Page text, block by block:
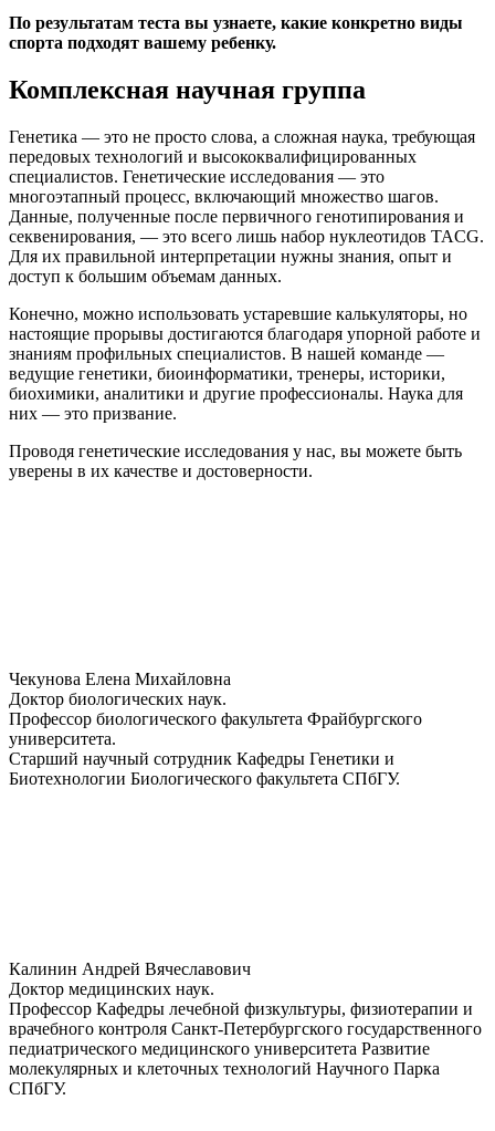
По результатам теста вы узнаете, какие конкретно виды
спорта подходят вашему ребенку.
Комплексная научная группа
Генетика — это не просто слова, а сложная наука, требующая
передовых технологий и высококвалифицированных
специалистов. Генетические исследования — это
многоэтапный процесс, включающий множество шагов.
Данные, полученные после первичного генотипирования и
секвенирования, — это всего лишь набор нуклеотидов TACG.
Для их правильной интерпретации нужны знания, опыт и
доступ к большим объемам данных.
Конечно, можно использовать устаревшие калькуляторы, но
настоящие прорывы достигаются благодаря упорной работе и
знаниям профильных специалистов. В нашей команде —
ведущие генетики, биоинформатики, тренеры, историки,
биохимики, аналитики и другие профессионалы. Наука для
них — это призвание.
Проводя генетические исследования у нас, вы можете быть
уверены в их качестве и достоверности.
Чекунова Елена Михайловна
Доктор биологических наук.
Профессор биологического факультета Фрайбургского
университета.
Старший научный сотрудник Кафедры Генетики и
Биотехнологии Биологического факультета СПбГУ.
Калинин Андрей Вячеславович
Доктор медицинских наук.
Профессор Кафедры лечебной физкультуры, физиотерапии и
врачебного контроля Санкт-Петербургского государственного
педиатрического медицинского университета Развитие
молекулярных и клеточных технологий Научного Парка
СПбГУ.